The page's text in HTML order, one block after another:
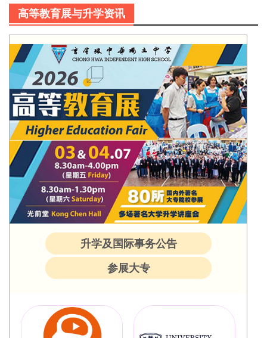
高等教育展与升学资讯
升学及国际事务公告
参展大专